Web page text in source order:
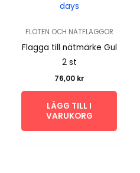
days
FLÖTEN OCH NÄTFLAGGOR
Flagga till nätmärke Gul
2 st
76,00 kr
LÄGG TILL I
VARUKORG